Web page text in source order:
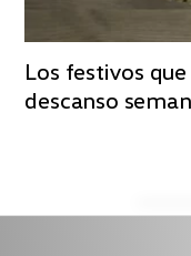
Los festivos
descanso